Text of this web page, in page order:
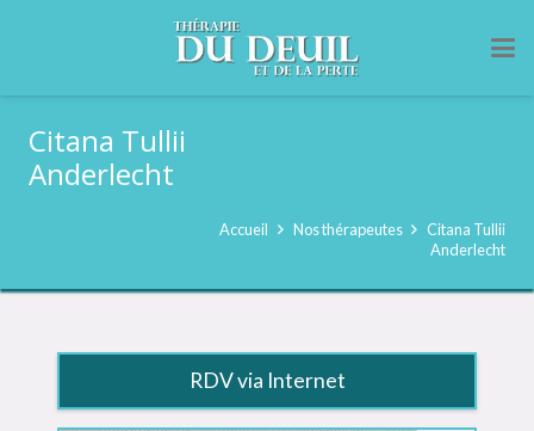
Citana Tullii
Anderlecht
Accueil Nos thérapeutes
Citana Tullii
Anderlecht
RDV via Internet